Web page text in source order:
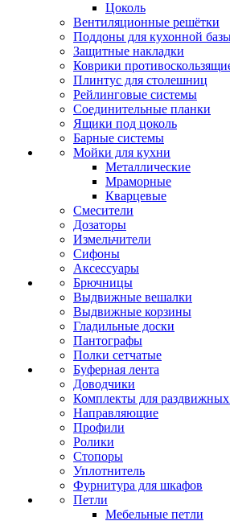
Цоколь
Вентиляционные решётки
Поддоны для кухонной
Защитные накладки
Коврики
Плинтус для столешниц
Рейлинговые системы
Соединительные планки
Ящики под цоколь
Барные системы
Мойки для кухни
Металлические
Мраморные
Кварцевые
Смесители
Дозаторы
Измельчители
Сифоны
Аксессуары
Брючницы
Выдвижные вешалки
Выдвижные корзины
Гладильные доски
Пантографы
Полки сетчатые
Буферная лента
Доводчики
Комплекты для раздвижных
Направляющие
Профили
Ролики
Стопоры
Уплотнитель
Фурнитура для шкафов
Петли
Мебельные петли